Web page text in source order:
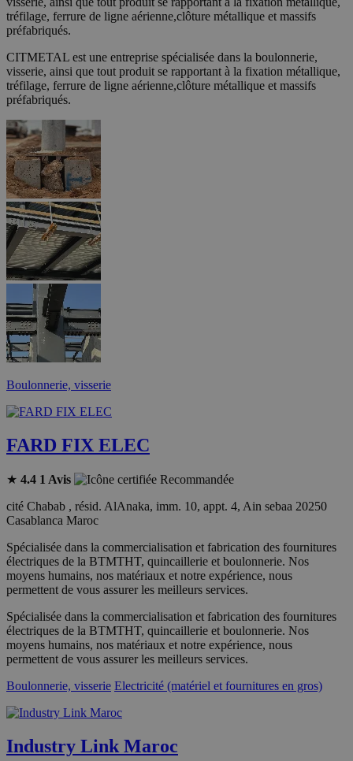
tréfilage, ferrure de ligne aérienne,clôture métallique et massifs
préfabriqués.
CITMETAL est une entreprise spécialisée dans la boulonnerie,
visserie, ainsi que tout produit se rapportant à la fixation métallique,
tréfilage, ferrure de ligne aérienne,clôture métallique et massifs
préfabriqués.
Boulonnerie, visserie
FARD FIX ELEC
★ 4.4 1 Avis
Recommandée
cité Chabab , résid. AlAnaka, imm. 10, appt. 4, Ain sebaa 20250
Casablanca Maroc
Spécialisée dans la commercialisation et fabrication des fournitures
électriques de la BTMTHT, quincaillerie et boulonnerie. Nos
moyens humains, nos matériaux et notre expérience, nous
permettent de vous assurer les meilleurs services.
Spécialisée dans la commercialisation et fabrication des fournitures
électriques de la BTMTHT, quincaillerie et boulonnerie. Nos
moyens humains, nos matériaux et notre expérience, nous
permettent de vous assurer les meilleurs services.
Boulonnerie, visserie Electricité (matériel et fournitures en gros)
Industry Link Maroc